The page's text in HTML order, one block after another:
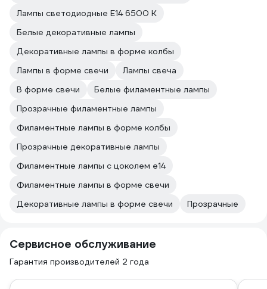
Лампы светодиодные E14 6500 К
Белые декоративные лампы
Декоративные лампы в форме колбы
Лампы в форме свечи
Лампы свеча
В форме свечи
Белые филаментные лампы
Прозрачные филаментные лампы
Филаментные лампы в форме колбы
Прозрачные декоративные лампы
Филаментные лампы с цоколем e14
Филаментные лампы в форме свечи
Декоративные лампы в форме свечи
Прозрачные
Сервисное обслуживание
Гарантия производителей 2 года